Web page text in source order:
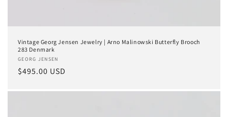
Vintage Georg Jensen Jewelry | Arno Malinowski Butterfly Brooch
283 Denmark
Anbieter:
GEORG JENSEN
Normaler
$495.00 USD